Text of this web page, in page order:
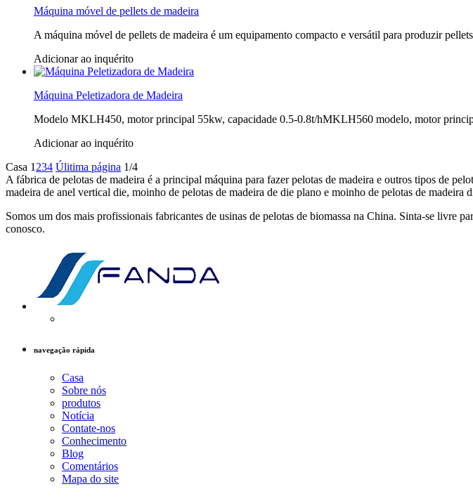
Máquina móvel de pellets de madeira
A máquina móvel de pellets de madeira é um equipamento compacto e versátil para produzir
Adicionar ao inquérito
Máquina Peletizadora de Madeira
Modelo MKLH450, motor principal 55kw, capacidade 0.5-0.8t/hMKLH560 modelo, motor
Adicionar ao inquérito
Casa 1 234 Úlitima página 1/4
A fábrica de pelotas de madeira é a principal máquina para fazer pelotas de madeira e outros tipos de
madeira de anel vertical die, moinho de pelotas de madeira de die plano e moinho de pelotas de madeira
Somos um dos mais profissionais fabricantes de usinas de pelotas de biomassa na China. Sinta-se livre
conosco.
navegação rápida
Casa
Sobre nós
produtos
Notícia
Contate-nos
Conhecimento
Blog
Comentários
Mapa do site